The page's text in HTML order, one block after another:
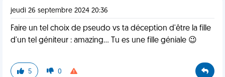
jeudi 26 septembre 2024 20:36
Faire un tel choix de pseudo vs ta déception d'être la fille
d'un tel géniteur : amazing... Tu es une fille géniale 😉
5 0